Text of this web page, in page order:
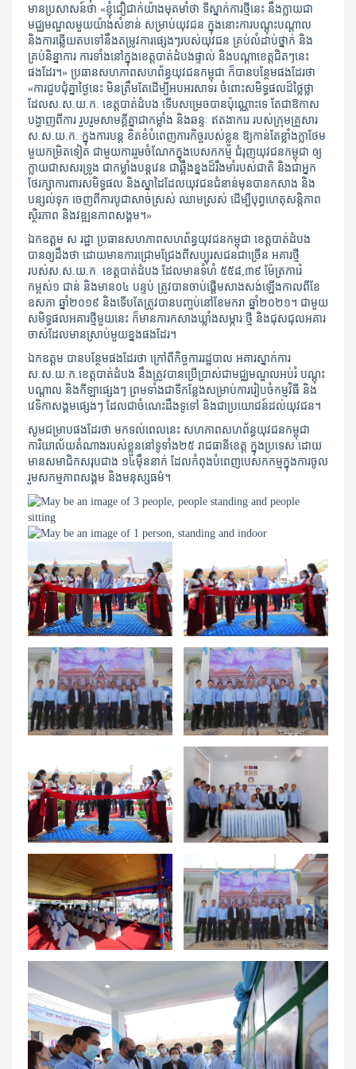
មានប្រសាសន៍ថា «ខ្ញុំជឿជាក់យ៉ាងមុតមាំថា ទីស្នាក់ការថ្មីនេះ នឹងក្លាយជា
មជ្ឈមណ្ឌលមួយយ៉ាងសំខាន់ សម្រាប់យុវជន ក្នុងនោះការបណ្ដុះបណ្ដាល
និងការឆ្លើយតបទៅនឹងតម្រូវការផ្សេងៗរបស់យុវជន គ្រប់លំដាប់ថ្នាក់ និង
គ្រប់និន្នាការ ការទាំងនៅក្នុងខេត្តបាត់ដំបងផ្ទាល់ និងបណ្ដាខេត្តជិតៗនេះ
ផងដែរ។»​ ប្រធានសហភាពសហព័ន្ធយុវជនកម្ពុជា​ ក៏បានបន្ថែមផងដែរថា
«ការជួបជុំគ្នាថ្ងៃនេះ មិនត្រឹមតែដើម្បីអបអរសាទរ ចំពោះសមិទ្ធផលដ៏ថ្លៃថ្លា
ដែលស.ស.យ.ក. ខេត្តបាត់ដំបង ទើបសម្រេចបានប៉ុណ្ណោះទេ តែជាឱកាស
បង្ហាញពីការ រួបរួមសាមគ្គីគ្នាជាកម្លាំង និងឆន្ទៈ ឥតងាករេ របស់ក្រុមគ្រួសារ
ស.ស.យ.ក. ក្នុងការបន្ត ខិតខំបំពេញភារកិច្ចរបស់ខ្លួន ឱ្យកាន់តែខ្លាំងក្លាថែម
មួយកម្រិតទៀត ជាមួយការរួមចំណែកក្នុងបេសកកម្ម ជំរុញយុវជនកម្ពុជា ឲ្យ
ក្លាយជាសសរទ្រូង ជាកម្លាំងបន្តវេន ជាឆ្អឹងខ្នងដ៏រឹងមាំរបស់ជាតិ និងជាអ្នក
ថែរក្សាការពារសមិទ្ធផល និងស្នាដៃដែលយុវជនជំនាន់មុនបានកសាង និង
បន្សល់ទុក ចេញពីការបូជាសាច់ស្រស់ ឈាមស្រស់ ដើម្បីបុព្វហេតុសន្តិភាព
ស្ថិរភាព​ និងវឌ្ឍនភាពសង្គម។»
ឯកឧត្តម​ ស​ រដ្ឋា​ ប្រធានសហភាពសហព័ន្ធយុវជនកម្ពុជា ខេត្តបាត់ដំបង​
បានឲ្យដឹងថា ដោយមានការជ្រោមជ្រែងពីសប្បុរសជនជាច្រើន​​ អគារថ្មី
របស់ស.ស.យ.ក.​ ខេត្តបាត់ដំបង ដែលមានទំហំ ៥៥៨,៣៩ ម៉ែត្រការ៉េ​
កម្ពស់១ ជាន់​ និងមាន០៤ បន្ទប់ ត្រូវបានចាប់ផ្តើមសាងសង់ឡើងកាលពីខែ
ឧសភា​ ឆ្នាំ២០១៩ និងទើបតែត្រូវបានបញ្ចប់នៅខែមករា​ ឆ្នាំ២០២១​​។ ​ជាមួយ
សមិទ្ធផលអគារថ្មីមួយនេះ​ ក៏មានការកសាងឃ្លាំងសម្ភារៈថ្មី និងជុសជុលអគារ
ចាស់ដែលមានស្រាប់មួយខ្នងផងដែរ។
ឯកឧត្តម​ បានបន្ថែមផងដែរថា ក្រៅពីកិច្ចការរដ្ឋបាល​ អគារស្នាក់ការ
ស.ស.យ.ក.ខេត្តបាត់ដំបង នឹងត្រូវបានប្រើប្រាស់ជាមជ្ឈមណ្ឌលអប់រំ បណ្ដុះ
បណ្ដាល និងកីឡាផ្សេងៗ ព្រមទាំងជាទីកន្លែងសម្រាប់ការរៀបចំកម្មវិធី និង
វេទិកាសង្គមផ្សេងៗ ដែលជាចំណេះដឹងទូទៅ និងជាប្រយោជន៍ដល់យុវជន។
សូមជម្រាបផងដែរថា មកទល់ពេលនេះ​​​ សហភាពសហព័ន្ធយុវជនកម្ពុជា
ការិយាល័យតំណាងរបស់ខ្លួននៅទូទាំង២៥​ រាជធានីខេត្ត​ ក្នុងប្រទេស ដោយ
មានសមាជិកសរុបជាង ១៤មុឹននាក់ ដែលកំពុងបំពេញបេសកកម្មក្នុងការចូល
រួមសកម្មភាពសង្គម​​ និងមនុស្សធម៌។​